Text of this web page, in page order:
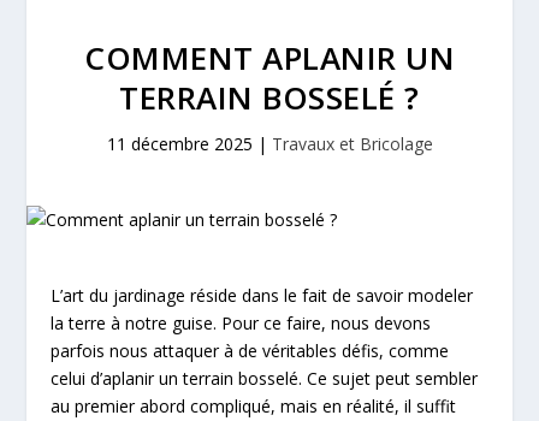
COMMENT APLANIR UN
TERRAIN BOSSELÉ ?
11 décembre 2025 | Travaux et Bricolage
L’art du jardinage réside dans le fait de savoir modeler
la terre à notre guise. Pour ce faire, nous devons
parfois nous attaquer à de véritables défis, comme
celui d’aplanir un terrain bosselé. Ce sujet peut sembler
au premier abord compliqué, mais en réalité, il suffit